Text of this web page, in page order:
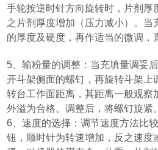
手轮按逆时针方向旋转时，片剂厚
之片剂厚度增加 （压力减小）
。当
的厚度及硬度，再作适当的微调，
5 、输粉量的调整：当充填量调妥
开斗架侧面的螺钉，再旋转斗架上
转台工作面距离，其距离一般观察
外溢为合格。调整后，将螺钉旋紧。
6 、速度的选择：调节速度方法比
钮，顺时针为转速增加，反之速度